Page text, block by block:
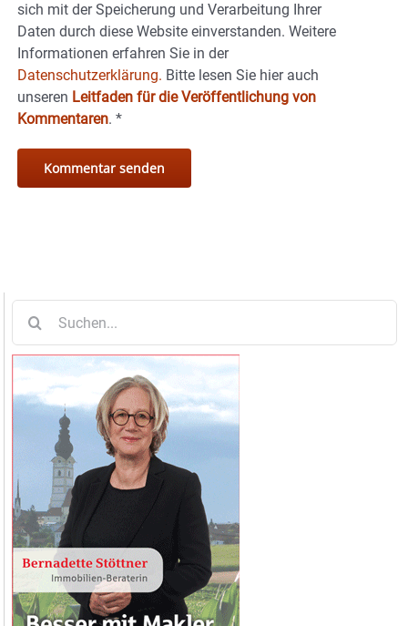
sich mit der Speicherung und Verarbeitung Ihrer
Daten durch diese Website einverstanden. Weitere
Informationen erfahren Sie in der
Datenschutzerklärung. Bitte lesen Sie hier auch
unseren Leitfaden für die Veröffentlichung von
Kommentaren. *
nach: